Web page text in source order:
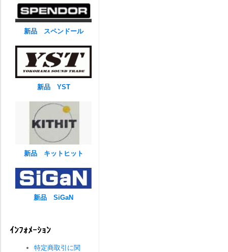
新品 スペンドール
新品 YST
新品 キットヒット
新品 SiGaN
ｲﾝﾌｫﾒｰｼｮﾝ
特定商取引に関